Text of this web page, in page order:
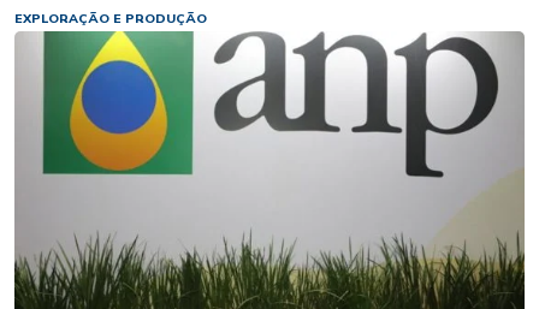
EXPLORAÇÃO E PRODUÇÃO